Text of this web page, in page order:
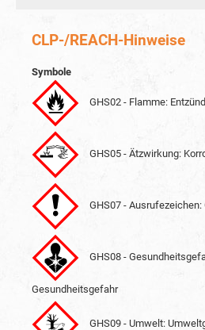
CLP-/REACH-Hinweise
Symbole
GHS02 - Flamme:
GHS05 - Ätzwirkung:
GHS07 -
GHS08 -
Gesundheitsgefahr
GHS09 - Umwelt: